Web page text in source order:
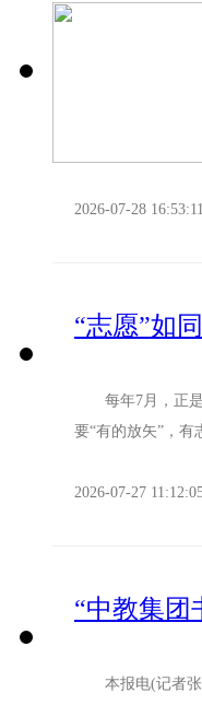
2026-07-28 16:53:11
“志愿”如
每年7月，正是
要“有的放矢”，
2026-07-27
“中教集团
本报电(记者张